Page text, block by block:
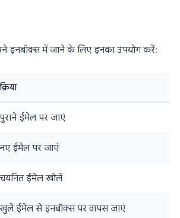
इनबॉक्स में जाने के लिए इनका उपयोग करें:
क्रिया
पुराने ईमेल पर जाएं
नए ईमेल पर जाएं
चयनित ईमेल खोलें
खुले ईमेल से इनबॉक्स पर वापस जाएं